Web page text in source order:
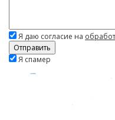
Я даю согласие на
Скажите,
Я спамер